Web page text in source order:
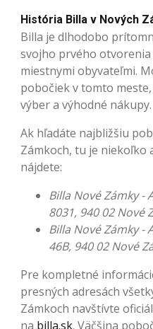
História Billa v Nových
Billa je dlhodobo
svojho prvého
miestnymi obyvateľmi.
pobočiek v tomto
výber a výhodné nákupy.
Ak hľadáte najbližšiu
Zámkoch, tu je niekoľko
nájdete:
Billa Nové Zámky -
8031, 940 02 Nové
Billa Nové Zámky -
46B, 940 02 Nové
Pre kompletné
presných adresách
Zámkoch navštívte
na billa.sk. Väčšina